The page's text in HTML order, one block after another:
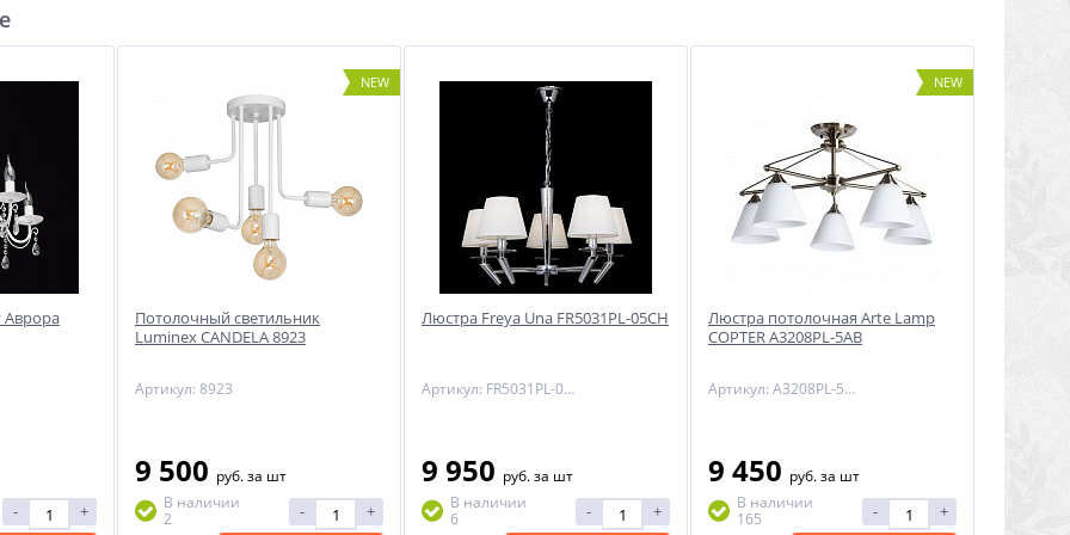
NEW
Аврора
- +
NEW
Потолочный светильник
Luminex CANDELA 8923
Артикул: 8923
9 500 руб.за шт
В наличии
2
- +
Люстра Freya Una FR5031PL-05CH
Артикул: FR5031PL-05CH
9 950 руб.за шт
В наличии
6
- +
NEW
Люстра потолочная Arte Lamp
COPTER A3208PL-5AB
Артикул: A3208PL-5AB
9 450 руб.за шт
В наличии
165
- +